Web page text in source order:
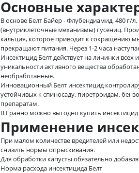
Основные
В основе Белт Байер - Флубендиамид, 480 г/
(внутриклеточные механизмы) гусениц.
кальция, которое приводит к сокращению
прекращают питания. Через 1-2 часа
Инсектицид Белт действует на личинки
уникальности активного вещества
необработанные.
Инновационный Белт инсектицид
устойчивых к спиносаду, пиретроидам,
препаратам.
В Гранно можно выгодно купить
Применение
При малом количестве вредителей или
снизить нормы опрыскивания.
Для обработки капусты обязательно
Норма расхода инсектицида Белт